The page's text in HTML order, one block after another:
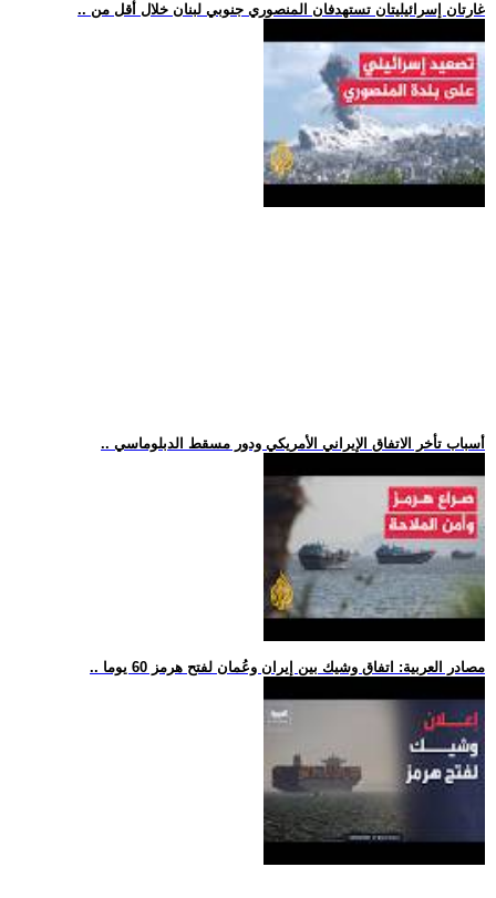
.. غارتان إسرائيليتان تستهدفان المنصوري جنوبي لبنان خلال أقل من
.. أسباب تأخر الاتفاق الإيراني الأمريكي ودور مسقط الدبلوماسي
.. مصادر العربية: اتفاق وشيك بين إيران وعُمان لفتح هرمز 60 يوما